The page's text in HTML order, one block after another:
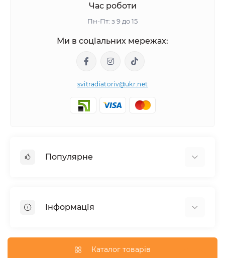
Час роботи
Пн-Пт: з 9 до 15
Ми в соціальних мережах:
svitradiatoriv@ukr.net
Популярне
Кутовий
Внутрішньопідлогові конвектори
Трубчасті радіатори
Інформація
Каталог товарів